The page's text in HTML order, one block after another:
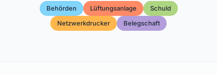
Behörden Lüftungsanlage
Schuld
Netzwerkdrucker
Belegschaft